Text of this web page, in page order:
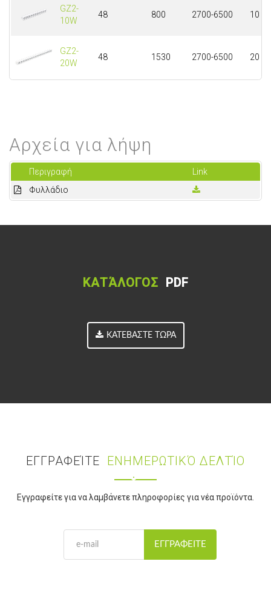
GZ2-
10W
48 800 2700-6500 10
GZ2-
20W
48 1530 2700-6500 20
Αρχεία για λήψη
Περιγραφή
Link
Φυλλάδιο
ΚΑΤΆΛΟΓΟΣ PDF
ΚΑΤΕΒΆΣΤΕ ΤΏΡΑ
ΕΓΓΡΑΦΕΊΤΕ ΕΝΗΜΕΡΩΤΙΚΌ ΔΕΛΤΊΟ
Εγγραφείτε για να λαμβάνετε πληροφορίες για νέα προϊόντα.
ΕΓΓΡΑΦΕΊΤΕ